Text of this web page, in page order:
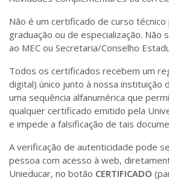
Não é um certificado de curso
graduação ou de especialização.
ao MEC ou Secretaria/Conselho
Todos os certificados recebem um
digital) único junto à nossa instituição
uma sequência alfanumérica que
qualquer certificado emitido pela
e impede a falsificação de tais
A verificação de autenticidade pode
pessoa com acesso à web,
Unieducar, no botão CERTIFICADO